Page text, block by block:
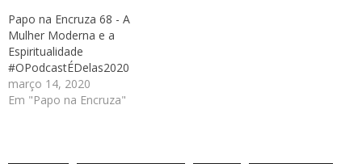
Papo na Encruza 68 - A
Mulher Moderna e a
Espiritualidade
#OPodcastÉDelas2020
março 14, 2020
Em "Papo na Encruza"